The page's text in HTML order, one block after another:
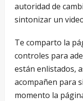
autoridad de
sintonizar un
Te comparto la
controles para
están enlistados,
acompañen para
momento la